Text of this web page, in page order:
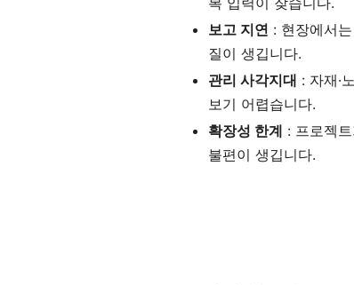
보고 지연 : 현장에서
질이 생깁니다.
관리 사각지대 : 자재·
보기 어렵습니다.
확장성 한계 : 프로젝
불편이 생깁니다.